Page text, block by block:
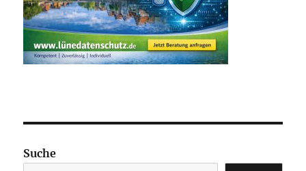
Suche